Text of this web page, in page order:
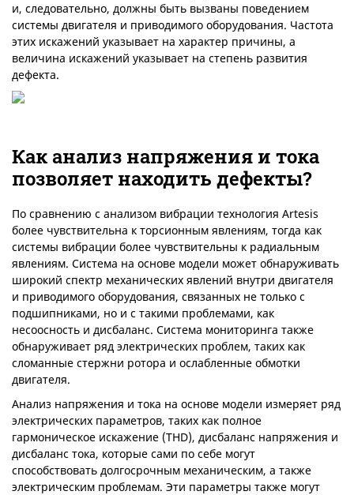
и, следовательно, должны быть вызваны поведением
системы двигателя и приводимого оборудования. Частота
этих искажений указывает на характер причины, а
величина искажений указывает на степень развития
дефекта.
Как анализ напряжения и тока
позволяет находить дефекты?
По сравнению с анализом вибрации технология Artesis
более чувствительна к торсионным явлениям, тогда как
системы вибрации более чувствительны к радиальным
явлениям. Система на основе модели может обнаруживать
широкий спектр механических явлений внутри двигателя
и приводимого оборудования, связанных не только с
подшипниками, но и с такими проблемами, как
несоосность и дисбаланс. Система мониторинга также
обнаруживает ряд электрических проблем, таких как
сломанные стержни ротора и ослабленные обмотки
двигателя.
Анализ напряжения и тока на основе модели измеряет ряд
электрических параметров, таких как полное
гармоническое искажение (THD), дисбаланс напряжения и
дисбаланс тока, которые сами по себе могут
способствовать долгосрочным механическим, а также
электрическим проблемам. Эти параметры также могут